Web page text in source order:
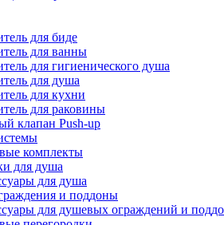
для биде
для ванны
для гигиенического душа
для душа
для кухни
для раковины
клапан Push-up
комплекты
для душа
для душа
и поддоны
для душевых ограждений и